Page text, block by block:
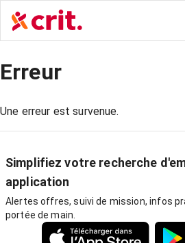
Erreur
Une erreur est survenue.
Simplifiez votre recherche
application
Alertes offres, suivi de mission, infos
portée de main.